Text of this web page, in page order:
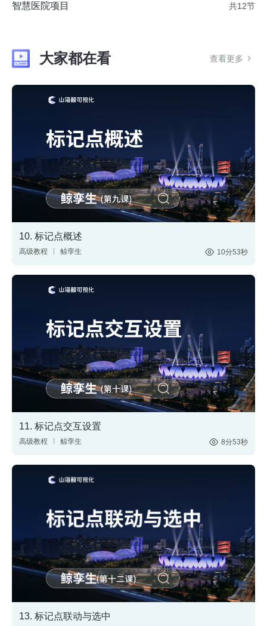
智慧医院项目 共12节
大家都在看 查看更多
10. 标记点概述
高级教程
鲸孪生
制作3D大屏
标记点
10分53秒
11. 标记点交互设置
高级教程
鲸孪生
8分53秒
13. 标记点联动与选中